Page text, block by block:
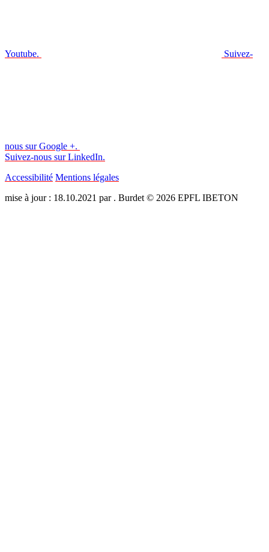
Youtube. Suivez-
nous sur Google +.
Suivez-nous sur LinkedIn.
Accessibilité Mentions légales
mise à jour : 18.10.2021 par . Burdet © 2026 EPFL IBETON